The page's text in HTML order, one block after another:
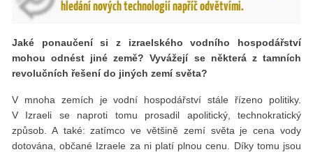
hledání nových technologií napříč odvětvími.
Jaké ponaučení si z izraelského vodního hospodářství
mohou odnést jiné země? Vyvážejí se některá z tamních
revolučních řešení do jiných zemí světa?
V mnoha zemích je vodní hospodářství stále řízeno politiky.
V Izraeli se naproti tomu prosadil apolitický, technokratický
způsob. A také: zatímco ve většině zemí světa je cena vody
dotována, občané Izraele za ni platí plnou cenu. Díky tomu jsou